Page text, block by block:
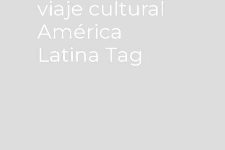
viaje cultural
América
Latina Tag